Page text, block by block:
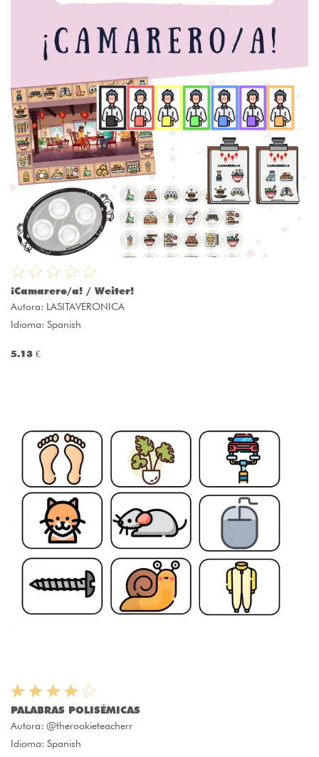
¡Camarero/a! / Weiter!
Autora: LASITAVERONICA
Idioma: Spanish
5.13 €
PALABRAS POLISÉMICAS
Autora: @therookieteacherr
Idioma: Spanish